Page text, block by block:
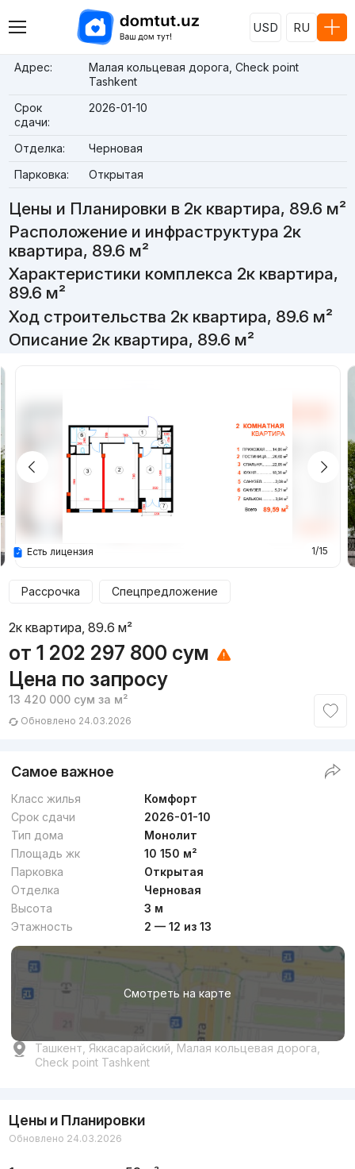
USD RU
Адрес:
Малая кольцевая дорога, Check point
Tashkent
Срок
сдачи:
2026-01-10
Отделка:
Черновая
Парковка:
Открытая
Цены и Планировки в 2к квартира, 89.6 м²
Расположение и инфраструктура 2к
квартира, 89.6 м²
Характеристики комплекса 2к квартира,
89.6 м²
Ход строительства 2к квартира, 89.6 м²
Описание 2к квартира, 89.6 м²
1/15
Есть лицензия
Рассрочка Спецпредложение
2к квартира, 89.6 м²
от 1 202 297 800 сум
Цена по запросу
13 420 000 сум за м²
Обновлено 24.03.2026
Самое важное
Класс жилья
Комфорт
Срок сдачи
2026-01-10
Тип дома
Монолит
Площадь жк
10 150 м²
Парковка
Открытая
Отделка
Черновая
Высота
3 м
Этажность
2 — 12 из 13
Смотреть на карте
Ташкент, Яккасарайский, Малая кольцевая дорога,
Check point Tashkent
Цены и Планировки
Обновлено 24.03.2026